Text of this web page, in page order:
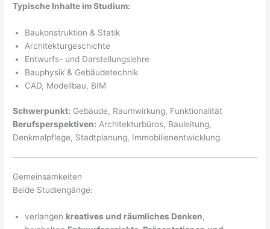
Typische Inhalte im Studium:
Baukonstruktion & Statik
Architekturgeschichte
Entwurfs- und Darstellungslehre
Bauphysik & Gebäudetechnik
CAD, Modellbau, BIM
Schwerpunkt: Gebäude, Raumwirkung, Funktionalität
Berufsperspektiven: Architekturbüros, Bauleitung,
Denkmalpflege, Stadtplanung, Immobilienentwicklung
Gemeinsamkeiten
Beide Studiengänge:
verlangen kreatives und räumliches Denken,